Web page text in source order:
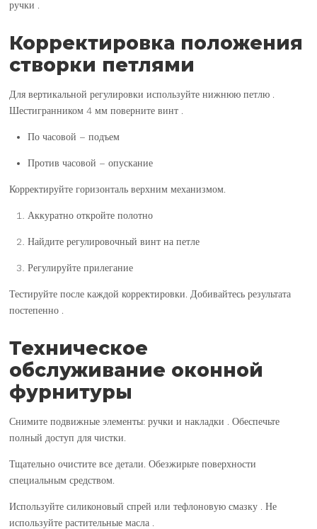
ручки .
Корректировка положения
створки петлями
Для вертикальной регулировки используйте нижнюю петлю .
Шестигранником 4 мм поверните винт .
По часовой – подъем
Против часовой – опускание
Корректируйте горизонталь верхним механизмом.
Аккуратно откройте полотно
Найдите регулировочный винт на петле
Регулируйте прилегание
Тестируйте после каждой корректировки. Добивайтесь результата
постепенно .
Техническое
обслуживание оконной
фурнитуры
Снимите подвижные элементы: ручки и накладки . Обеспечьте
полный доступ для чистки.
Тщательно очистите все детали. Обезжирьте поверхности
специальным средством.
Используйте силиконовый спрей или тефлоновую смазку . Не
используйте растительные масла .